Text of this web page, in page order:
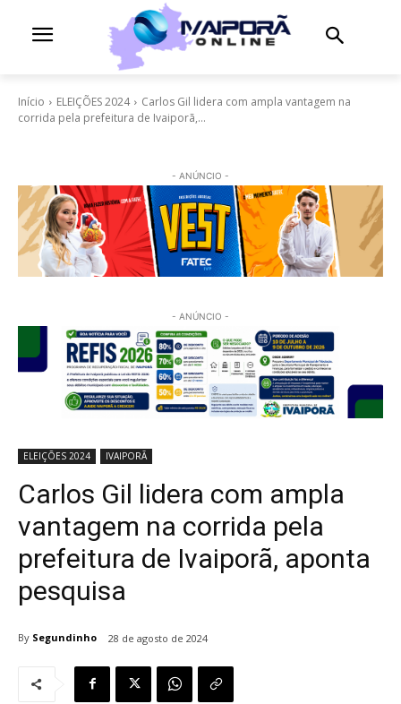
Início ELEIÇÕES 2024
Carlos Gil lidera com ampla vantagem na
corrida pela prefeitura de Ivaiporã,...
- ANÚNCIO -
- ANÚNCIO -
ELEIÇÕES 2024 IVAIPORÃ
Carlos Gil lidera com ampla
vantagem na corrida pela
prefeitura de Ivaiporã, aponta
pesquisa
By Segundinho 28 de agosto de 2024